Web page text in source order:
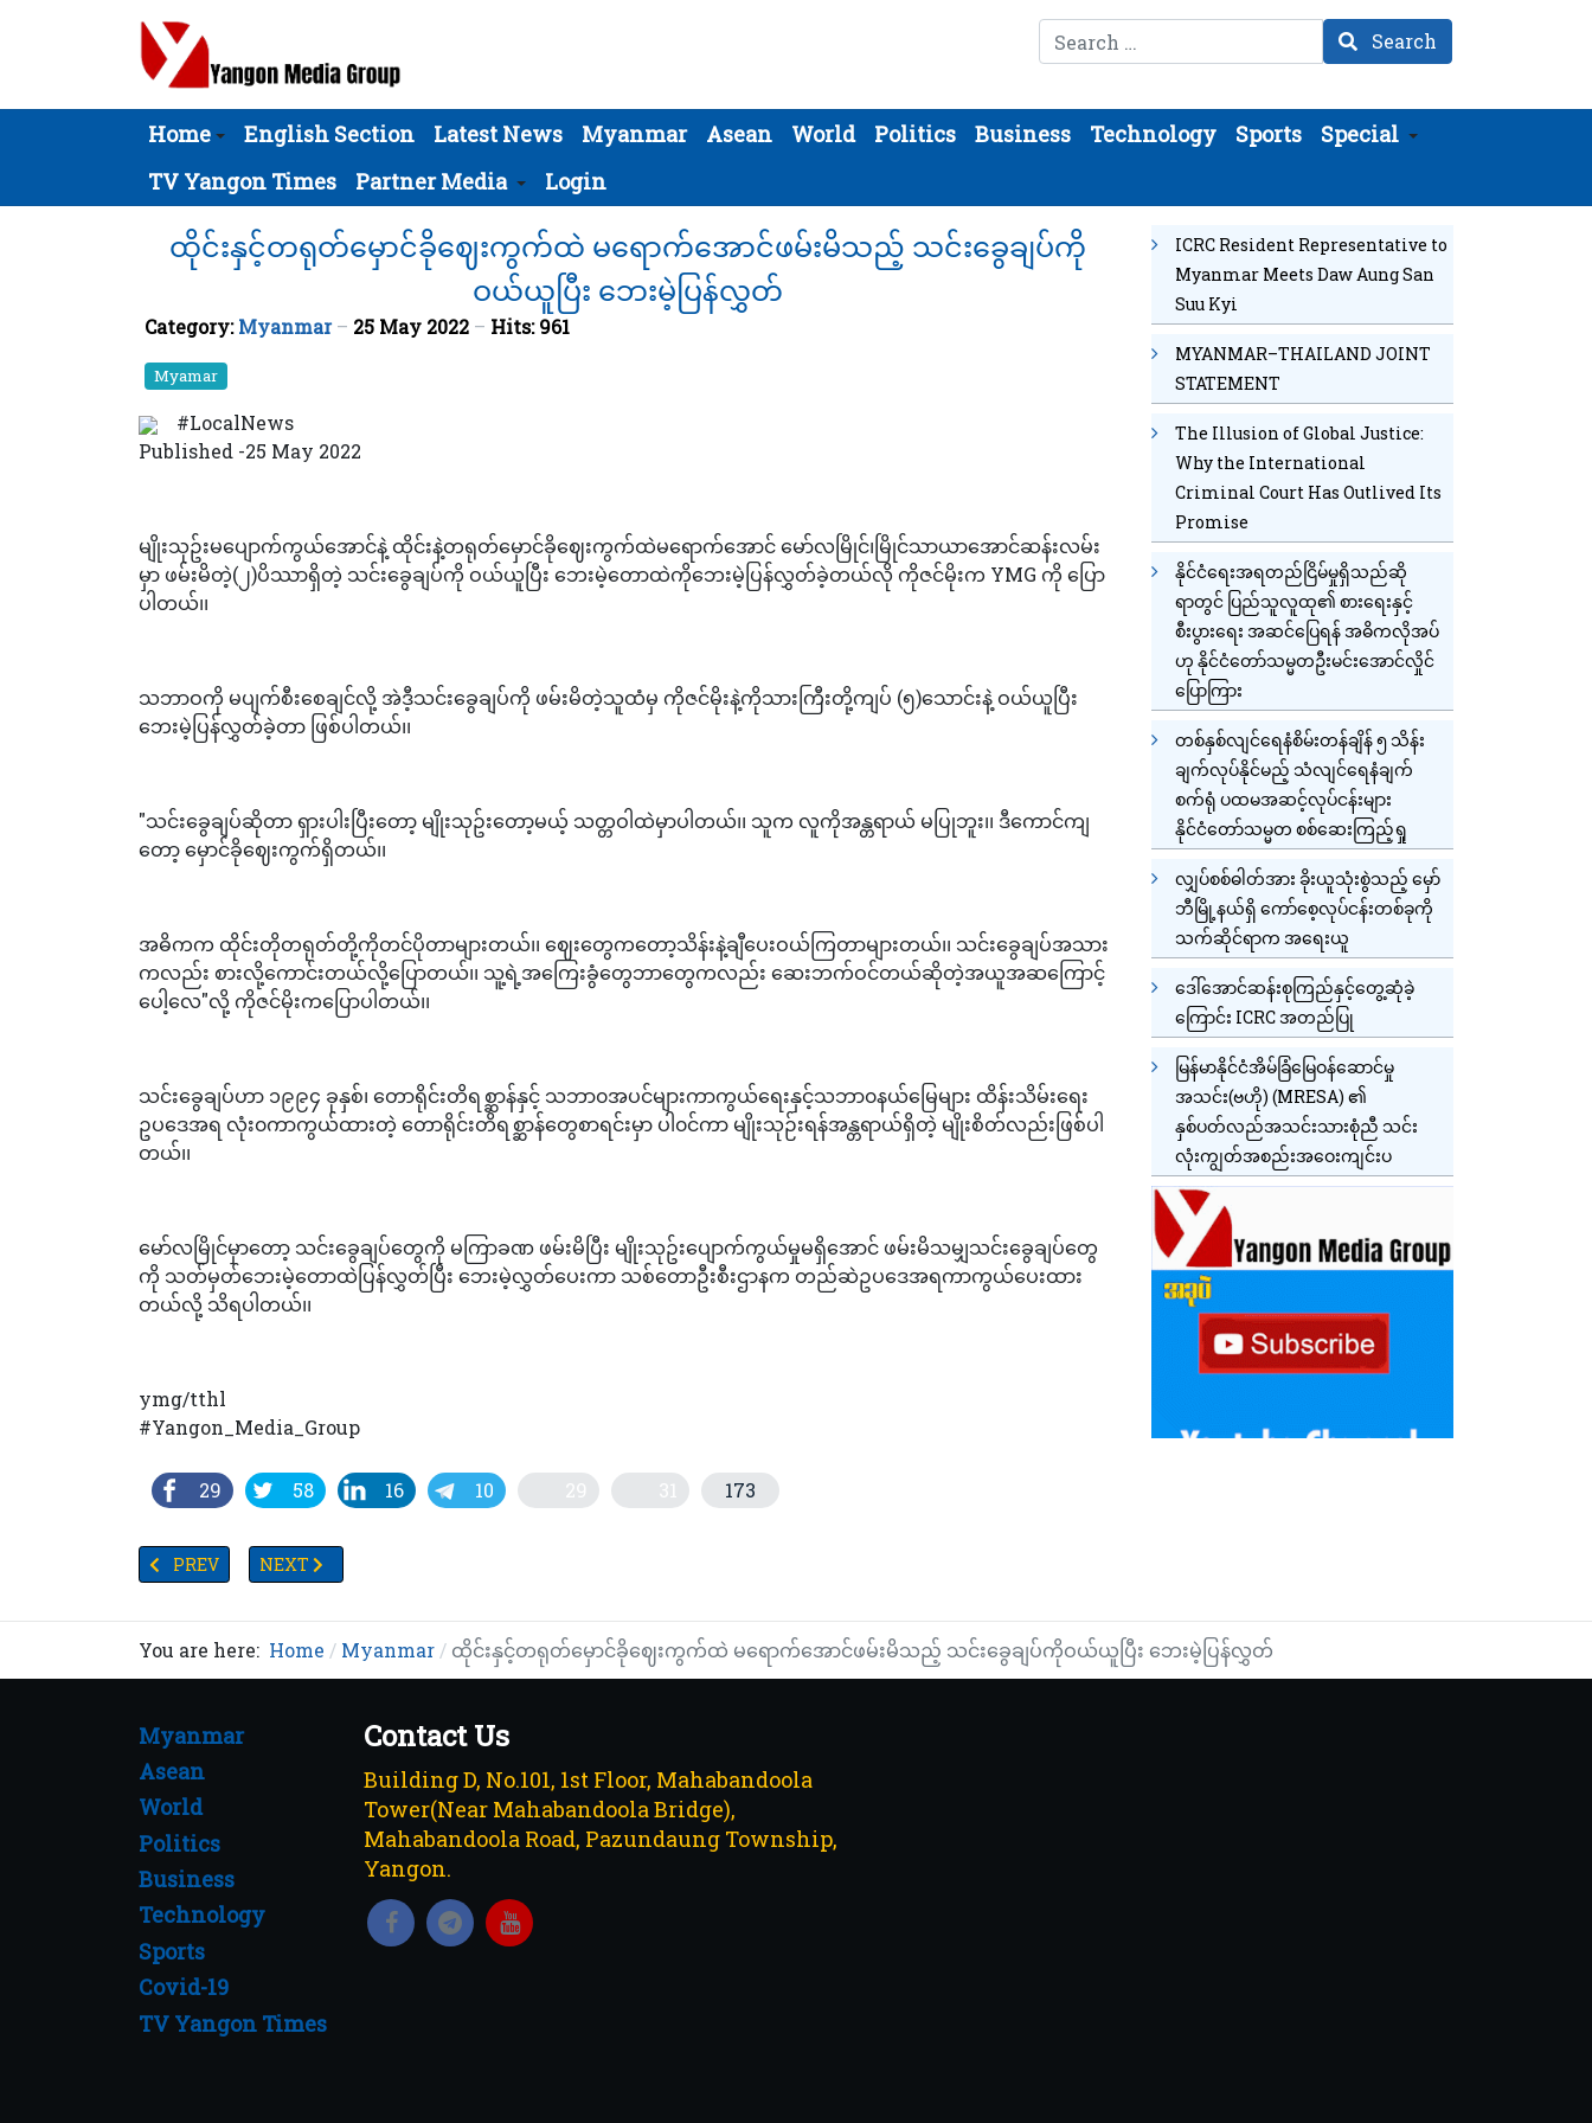
Search Search
Home English Section Latest News Myanmar Asean World Politics Business Technology Sports
Special
TV Yangon Times
Partner Media Login
ထိုင်းနှင့်တရုတ်မှောင်ခိုဈေးကွက်ထဲ မရောက်အောင်ဖမ်းမိသည့် သင်းခွေချပ်ကို
ဝယ်ယူပြီး ဘေးမဲ့ပြန်လွှတ်
Category:Myanmar 25 May 2022 Hits: 961
Myamar
#LocalNews
Published -25 May 2022
မျိုးသုဥ်းမပျောက်ကွယ်အောင်နဲ့ ထိုင်းနဲ့တရုတ်မှောင်ခိုဈေးကွက်ထဲမရောက်အောင် မော်လမြိုင်၊မြိုင်သာယာအောင်ဆန်းလမ်း
မှာ ဖမ်းမိတဲ့(၂)ပိဿာရှိတဲ့ သင်းခွေချပ်ကို ဝယ်ယူပြီး ဘေးမဲ့တောထဲကိုဘေးမဲ့ပြန်လွှတ်ခဲ့တယ်လို ကိုဇင်မိုးက YMG ကို ပြော
ပါတယ်၊၊
သဘာဝကို မပျက်စီးစေချင်လို့ အဲဒီ့သင်းခွေချပ်ကို ဖမ်းမိတဲ့သူထံမှ ကိုဇင်မိုးနဲ့ကိုသားကြီးတို့ကျပ် (၅)သောင်းနဲ့ ဝယ်ယူပြီး
ဘေးမဲ့ပြန်လွှတ်ခဲ့တာ ဖြစ်ပါတယ်၊၊
"သင်းခွေချပ်ဆိုတာ ရှားပါးပြီးတော့ မျိုးသုဥ်းတော့မယ့် သတ္တဝါထဲမှာပါတယ်၊၊ သူက လူကိုအန္တရာယ် မပြုဘူး၊၊ ဒီကောင်ကျ
တော့ မှောင်ခိုဈေးကွက်ရှိတယ်၊၊
အဓိကက ထိုင်းတိုတရုတ်တို့ကိုတင်ပိုတာများတယ်၊၊ ဈေးတွေကတော့သိန်းနဲ့ချီပေးဝယ်ကြတာများတယ်၊၊ သင်းခွေချပ်အသား
ကလည်း စားလို့ကောင်းတယ်လို့ပြောတယ်၊၊ သူ့ရဲ့အကြေးခွံတွေဘာတွေကလည်း ဆေးဘက်ဝင်တယ်ဆိုတဲ့အယူအဆကြောင့်
ပေါ့လေ"လို့ ကိုဇင်မိုးကပြောပါတယ်၊၊
သင်းခွေချပ်ဟာ ၁၉၉၄ ခုနှစ်၊ တောရိုင်းတိရစ္ဆာန်နှင့် သဘာ၀အပင်များကာကွယ်ရေးနှင့်သဘာ၀နယ်မြေများ ထိန်းသိမ်းရေး
ဥပဒေအရ လုံး၀ကာကွယ်ထားတဲ့ တောရိုင်းတိရစ္ဆာန်တွေစာရင်းမှာ ပါ၀င်ကာ မျိုးသုဉ်းရန်အန္တရာယ်ရှိတဲ့ မျိုးစိတ်လည်းဖြစ်ပါ
တယ်၊၊
မော်လမြိုင်မှာတော့ သင်းခွေချပ်တွေကို မကြာခဏ ဖမ်းမိပြီး မျိုးသုဥ်းပျောက်ကွယ်မှုမရှိအောင် ဖမ်းမိသမျှသင်းခွေချပ်တွေ
ကို သတ်မှတ်ဘေးမဲ့တောထဲပြန်လွှတ်ပြီး ဘေးမဲ့လွှတ်ပေးကာ သစ်တောဦးစီးဌာနက တည်ဆဲဥပဒေအရကာကွယ်ပေးထား
တယ်လို့ သိရပါတယ်၊၊
ymg/tthl
#Yangon_Media_Group
29 58 16 10 29 31 173
PREVIOUS ARTICLE: လာမည့်ပွင့်လင်းရာသီတွင် ပြည်ပခရီးသွားသိန်းဂဏန်းထိ ဝင်ရောက်နိုင်မည်ဟုမျှော်မှန်း
PREV NEXT ARTICLE: မလေးရှားထိန်းသိမ်းရေးစခန်းများတွင် ရောက်ရှိနေသော မြန်မာနိုင်ငံသား ၄၀ ဦးအား မြန်မာနိုင်ငံသို့ ယနေ့ပြန်ပို့
NEXT
ICRC Resident Representative to
Myanmar Meets Daw Aung San
Suu Kyi
MYANMAR–THAILAND JOINT
STATEMENT
The Illusion of Global Justice:
Why the International
Criminal Court Has Outlived Its
Promise
နိုင်ငံရေးအရတည်ငြိမ်မှုရှိသည်ဆို
ရာတွင် ပြည်သူလူထု၏ စားရေးနှင့်
စီးပွားရေး အဆင်ပြေရန် အဓိကလိုအပ်
ဟု နိုင်ငံတော်သမ္မတဦးမင်းအောင်လှိုင်
ပြောကြား
တစ်နှစ်လျင်ရေနံစိမ်းတန်ချိန် ၅ သိန်း
ချက်လုပ်နိုင်မည့် သံလျင်ရေနံချက်
စက်ရုံ ပထမအဆင့်လုပ်ငန်းများ
နိုင်ငံတော်သမ္မတ စစ်ဆေးကြည့်ရှု
လျှပ်စစ်ဓါတ်အား ခိုးယူသုံးစွဲသည့် မှော်
ဘီမြို့နယ်ရှိ ကော်စေ့လုပ်ငန်းတစ်ခုကို
သက်ဆိုင်ရာက အရေးယူ
ဒေါ်အောင်ဆန်းစုကြည်နှင့်တွေ့ဆုံခဲ့
ကြောင်း ICRC အတည်ပြု
မြန်မာနိုင်ငံအိမ်ခြံမြေဝန်ဆောင်မှု
အသင်း(ဗဟို) (MRESA) ၏
နှစ်ပတ်လည်အသင်းသားစုံညီ သင်း
လုံးကျွတ်အစည်းအဝေးကျင်းပ
You are here: Home Myanmar ထိုင်းနှင့်တရုတ်မှောင်ခိုဈေးကွက်ထဲ မရောက်အောင်ဖမ်းမိသည့် သင်းခွေချပ်ကိုဝယ်ယူပြီး ဘေးမဲ့ပြန်လွှတ်
Myanmar
Asean
World
Politics
Business
Technology
Sports
Covid-19
TV Yangon Times
Contact Us
Building D, No.101, 1st Floor, Mahabandoola
Tower(Near Mahabandoola Bridge),
Mahabandoola Road, Pazundaung Township,
Yangon.